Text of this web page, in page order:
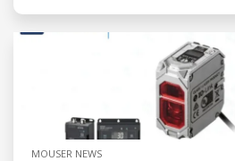
MOUSER NEWS